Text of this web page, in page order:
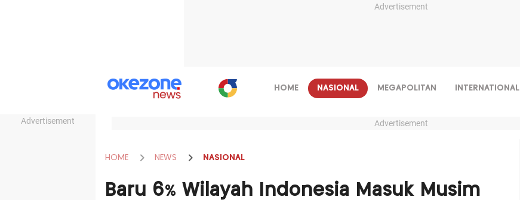
Advertisement
Advertisement
HOME NASIONAL MEGAPOLITAN INTERNATIONAL
Advertisement
HOME NEWS NASIONAL
Baru 6% Wilayah Indonesia Masuk Musim